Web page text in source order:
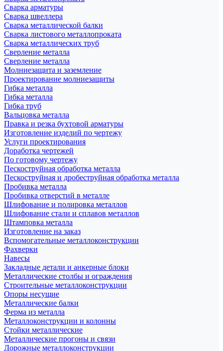
Сварка арматуры
Сварка швеллера
Сварка металлической балки
Сварка листового металлопроката
Сварка металлических труб
Сверление металла
Сверление металла
Молниезащита и заземление
Проектирование молниезащиты
Гибка металла
Гибка металла
Гибка труб
Вальцовка металла
Правка и резка бухтовой арматуры
Изготовление изделий по чертежу
Услуги проектирования
Доработка чертежей
По готовому чертежу
Пескоструйная обработка металла
Пескоструйная и дробеструйная обработка металла
Пробивка металла
Пробивка отверстий в металле
Шлифование и полировка металлов
Шлифование стали и сплавов металлов
Штамповка металла
Изготовление на заказ
Вспомогательные металлоконструкции
Фахверки
Навесы
Закладные детали и анкерные блоки
Металлические столбы и ограждения
Строительные металлоконструкции
Опоры несущие
Металлические балки
Ферма из металла
Металлоконструкции и колонны
Стойки металлические
Металлические прогоны и связи
Дорожные металлоконструкции